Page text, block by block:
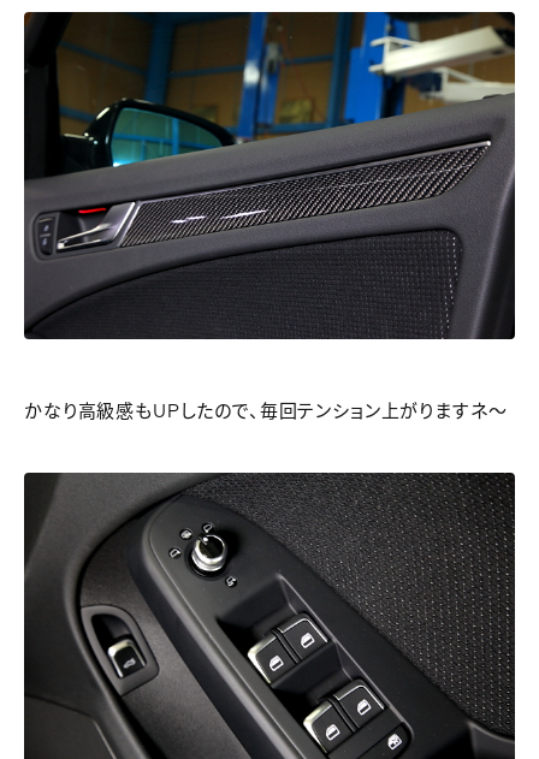
かなり高級感もUPしたので、毎回テンション上がりますネ～